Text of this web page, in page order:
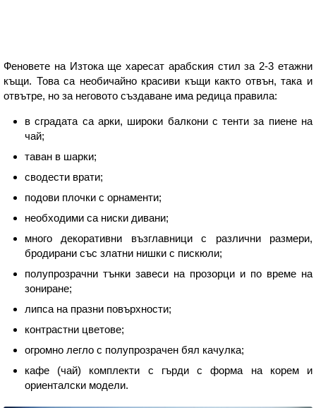
Феновете на Изтока ще харесат арабския стил за 2-3 етажни
къщи. Това са необичайно красиви къщи както отвън, така и
отвътре, но за неговото създаване има редица правила:
в сградата са арки, широки балкони с тенти за пиене на
чай;
таван в шарки;
сводести врати;
подови плочки с орнаменти;
необходими са ниски дивани;
много декоративни възглавници с различни размери,
бродирани със златни нишки с пискюли;
полупрозрачни тънки завеси на прозорци и по време на
зониране;
липса на празни повърхности;
контрастни цветове;
огромно легло с полупрозрачен бял качулка;
кафе (чай) комплекти с гърди с форма на корем и
ориенталски модели.